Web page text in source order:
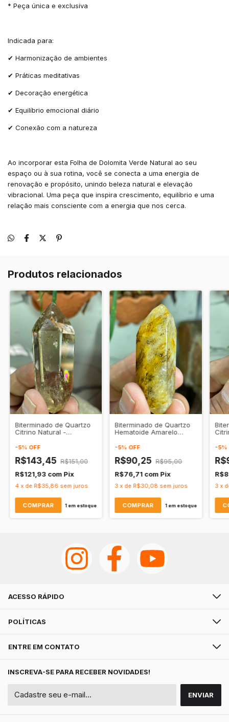
* Peça única e exclusiva
Indicada para:
✔ Harmonização de ambientes
✔ Práticas meditativas
✔ Decoração energética
✔ Equilíbrio emocional diário
✔ Conexão com a natureza
Ao incorporar esta Folha de Dolomita Verde Natural ao seu
espaço ou à sua rotina, você se conecta a uma energia de
renovação e propósito, unindo beleza natural e elevação
vibracional. Uma peça que inspira crescimento, equilíbrio e uma
relação mais consciente com a energia que nos cerca.
Produtos relacionados
Biterminado de Quartzo
Citrino Natural -
Expansão
-5% OFF
R$143,45 R$151,00
R$121,93 com Pix
4 x de R$35,86 sem juros
1em estoque
Biterminado de Quartzo
Hematoide Amarelo
Expansão
-5% OFF
R$90,25 R$95,00
R$76,71 com Pix
3 x de R$30,08 sem juros
1em estoque
-5%
3 x
ACESSO RÁPIDO
POLÍTICAS
ENTRE EM CONTATO
INSCREVA-SE PARA RECEBER NOVIDADES!